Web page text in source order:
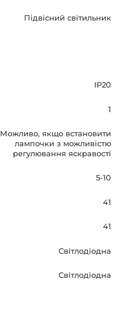
Підвісний світильник
IP20
1
Можливо, якщо встановити
лампочки з можливістю
регулювання яскравості
5-10
41
41
Світлодіодна
Світлодіодна